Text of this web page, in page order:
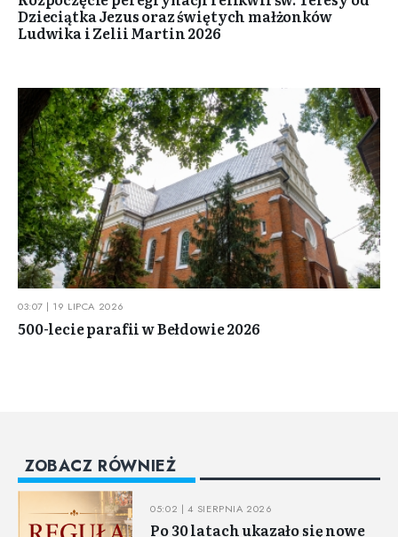
Dzieciątka Jezus oraz świętych małżonków
Ludwika i Zelii Martin 2026
03:07 | 19 LIPCA 2026
500-lecie parafii w Bełdowie 2026
ZOBACZ RÓWNIEŻ
05:02 | 4 SIERPNIA 2026
Po 30 latach ukazało się nowe